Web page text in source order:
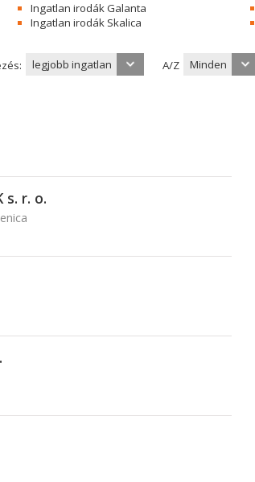
Ingatlan irodák Galanta
Ingatlan irodák Skalica
legjobb ingatlan A/Z Minden
s. r. o.